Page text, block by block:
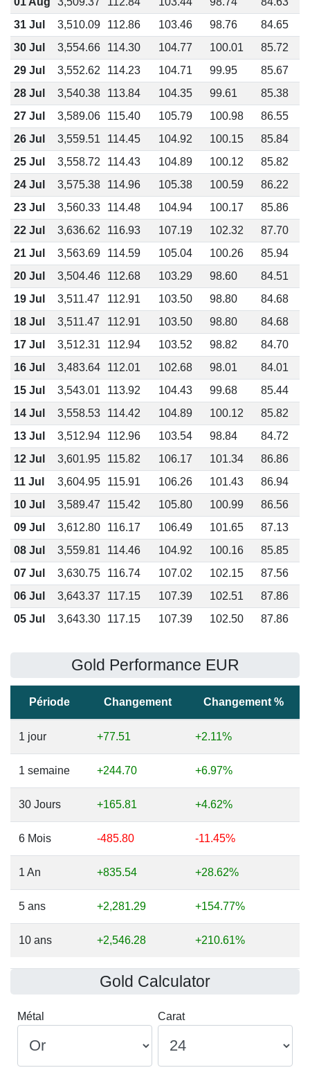
31 Jul
3,510.09 112.86 103.46 98.76
84.65
30 Jul
3,554.66 114.30 104.77 100.01
85.72
29 Jul
3,552.62 114.23 104.71 99.95
85.67
28 Jul
3,540.38 113.84 104.35 99.61
85.38
27 Jul
3,589.06 115.40 105.79 100.98
86.55
26 Jul
3,559.51 114.45 104.92 100.15
85.84
25 Jul
3,558.72 114.43 104.89 100.12
85.82
24 Jul
3,575.38 114.96 105.38 100.59
86.22
23 Jul
3,560.33 114.48 104.94 100.17
85.86
22 Jul
3,636.62 116.93 107.19 102.32
87.70
21 Jul
3,563.69 114.59 105.04 100.26
85.94
20 Jul
3,504.46 112.68 103.29 98.60
84.51
19 Jul
3,511.47 112.91 103.50 98.80
84.68
18 Jul
3,511.47 112.91 103.50 98.80
84.68
17 Jul
3,512.31 112.94 103.52 98.82
84.70
16 Jul
3,483.64 112.01 102.68 98.01
84.01
15 Jul
3,543.01 113.92 104.43 99.68
85.44
14 Jul
3,558.53 114.42 104.89 100.12
85.82
13 Jul
3,512.94 112.96 103.54 98.84
84.72
12 Jul
3,601.95 115.82 106.17 101.34
86.86
11 Jul
3,604.95 115.91 106.26 101.43
86.94
10 Jul
3,589.47 115.42 105.80 100.99
86.56
09 Jul
3,612.80 116.17 106.49 101.65
87.13
08 Jul
3,559.81 114.46 104.92 100.16
85.85
07 Jul
3,630.75 116.74 107.02 102.15
87.56
06 Jul
3,643.37 117.15 107.39 102.51
87.86
05 Jul
3,643.30 117.15 107.39 102.50 87.86
Gold Performance EUR
Période Changement Changement %
1 jour +77.51 +2.11%
1 semaine +244.70 +6.97%
30 Jours +165.81 +4.62%
6 Mois -485.80 -11.45%
1 An +835.54 +28.62%
5 ans +2,281.29 +154.77%
10 ans +2,546.28 +210.61%
Gold Calculator
Métal Carat